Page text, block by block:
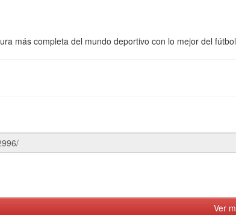
más completa del mundo deportivo con lo mejor del
Ver